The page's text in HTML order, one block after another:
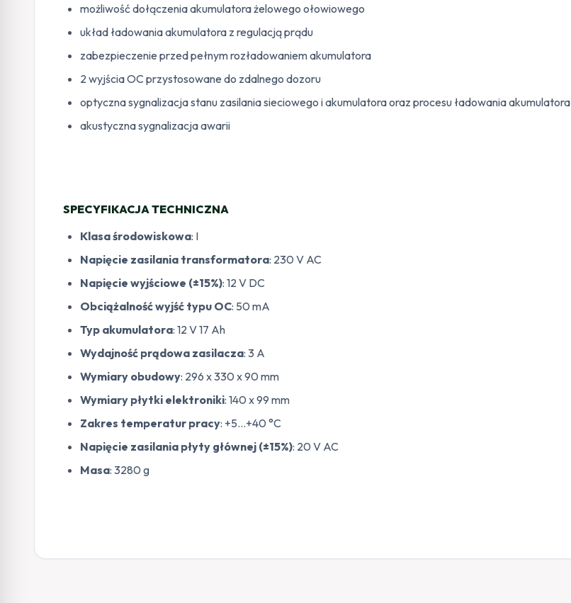
możliwość dołączenia akumulatora żelowego ołowiowego
układ ładowania akumulatora z regulacją prądu
zabezpieczenie przed pełnym rozładowaniem akumulatora
2 wyjścia OC przystosowane do zdalnego dozoru
optyczna sygnalizacja stanu zasilania sieciowego i akumulatora oraz procesu ładowania akumulatora
akustyczna sygnalizacja awarii
SPECYFIKACJA TECHNICZNA
Klasa środowiskowa: I
Napięcie zasilania transformatora: 230 V AC
Napięcie wyjściowe (±15%): 12 V DC
Obciążalność wyjść typu OC: 50 mA
Typ akumulatora: 12 V 17 Ah
Wydajność prądowa zasilacza: 3 A
Wymiary obudowy: 296 x 330 x 90 mm
Wymiary płytki elektroniki: 140 x 99 mm
Zakres temperatur pracy: +5…+40 °C
Napięcie zasilania płyty głównej (±15%): 20 V AC
Masa: 3280 g